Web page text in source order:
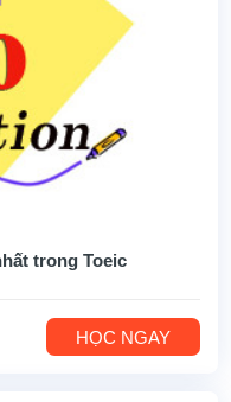
trong Toeic
HỌC NGAY